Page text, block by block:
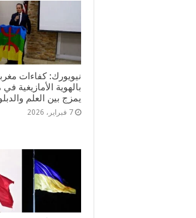
نيويورك: كفاءات
بالهوية الأمازيغية
يمزج بين العلم
7 فبراير، 2026